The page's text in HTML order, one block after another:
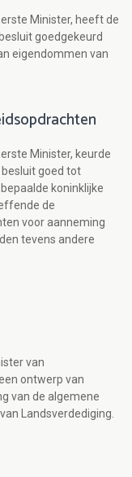
Minister, heeft de
goedgekeurd
eigendommen van
Minister, keurde
goed tot
koninklijke
de
voor aanneming
tevens andere
van
ontwerp van
van de algemene
Landsverdediging.